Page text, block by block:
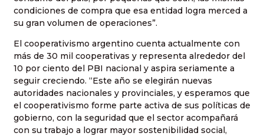
condiciones de compra que esa entidad logra merced a
su gran volumen de operaciones”.
El cooperativismo argentino cuenta actualmente con
más de 30 mil cooperativas y representa alrededor del
10 por ciento del PBI nacional y aspira seriamente a
seguir creciendo. “Este año se elegirán nuevas
autoridades nacionales y provinciales, y esperamos que
el cooperativismo forme parte activa de sus políticas de
gobierno, con la seguridad que el sector acompañará
con su trabajo a lograr mayor sostenibilidad social,